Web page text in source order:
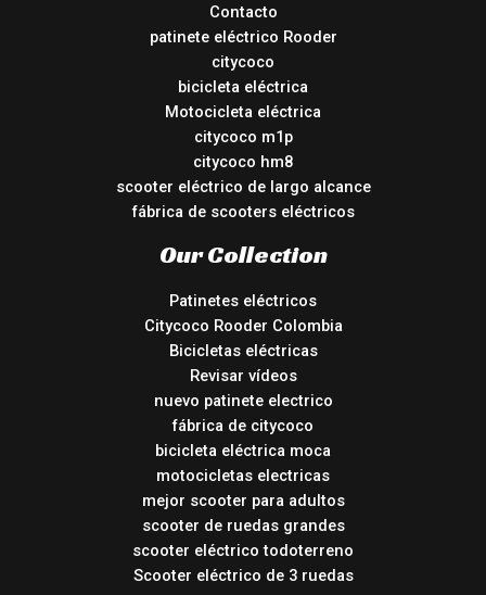
Contacto
patinete eléctrico Rooder
citycoco
bicicleta eléctrica
Motocicleta eléctrica
citycoco m1p
citycoco hm8
scooter eléctrico de largo alcance
fábrica de scooters eléctricos
Our Collection
Patinetes eléctricos
Citycoco Rooder Colombia
Bicicletas eléctricas
Revisar vídeos
nuevo patinete electrico
fábrica de citycoco
bicicleta eléctrica moca
motocicletas electricas
mejor scooter para adultos
scooter de ruedas grandes
scooter eléctrico todoterreno
Scooter eléctrico de 3 ruedas